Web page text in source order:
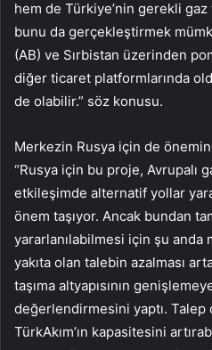
hem de Türkiye’nin gerekli gaz
bunu da gerçekleştirmek
(AB) ve Sırbistan üzerinden
diğer ticaret platformlarında
de olabilir.” söz konusu.
Merkezin Rusya için de
“Rusya için bu proje, Avrupalı
etkileşimde alternatif yollar
önem taşıyor. Ancak bundan
yararlanılabilmesi için şu anda
yakıta olan talebin azalması
taşıma altyapısının
değerlendirmesini yaptı. Talep
TürkAkım’ın kapasitesini